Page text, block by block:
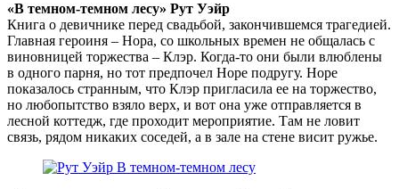
«В темном-темном лесу» Рут Уэйр
Книга о девичнике перед свадьбой, закончившемся трагедией.
Главная героиня – Нора, со школьных времен не общалась с
виновницей торжества – Клэр. Когда-то они были влюблены
в одного парня, но тот предпочел Норе подругу. Норе
показалось странным, что Клэр пригласила ее на торжество,
но любопытство взяло верх, и вот она уже отправляется в
лесной коттедж, где проходит мероприятие. Там не ловит
связь, рядом никаких соседей, а в зале на стене висит ружье.